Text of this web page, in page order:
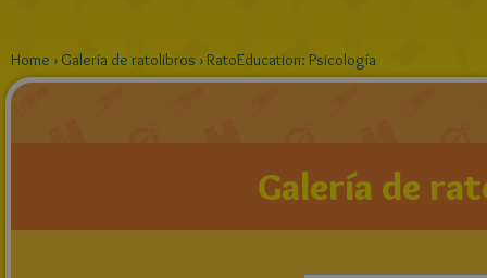
Home › Galería de ratolibros ›RatoEducation: Psicología
Galería de